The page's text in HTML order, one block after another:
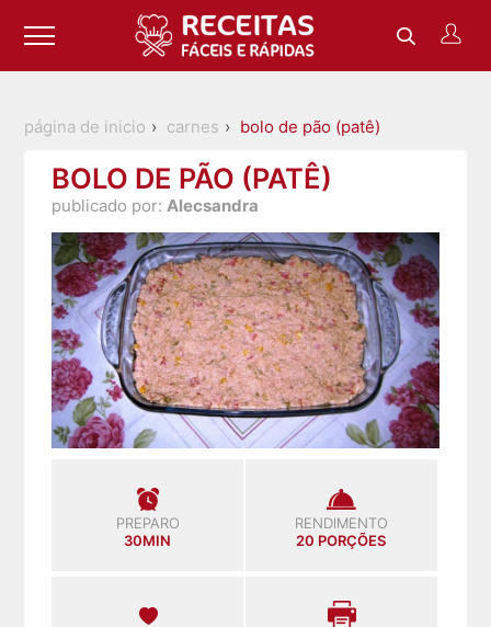
página de inicio carnes bolo de pão (patê)
BOLO DE PÃO (PATÊ)
publicado por:Alecsandra
PREPARO
30MIN
RENDIMENTO
20 PORÇÕES